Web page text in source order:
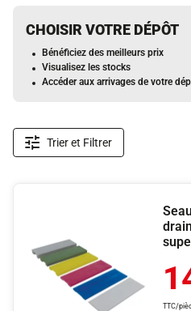
CHOISIR VOTRE DÉPÔT
Bénéficiez des meilleurs prix
Visualisez les stocks
Accéder aux arrivages de votre
Trier et Filtrer
TTC/